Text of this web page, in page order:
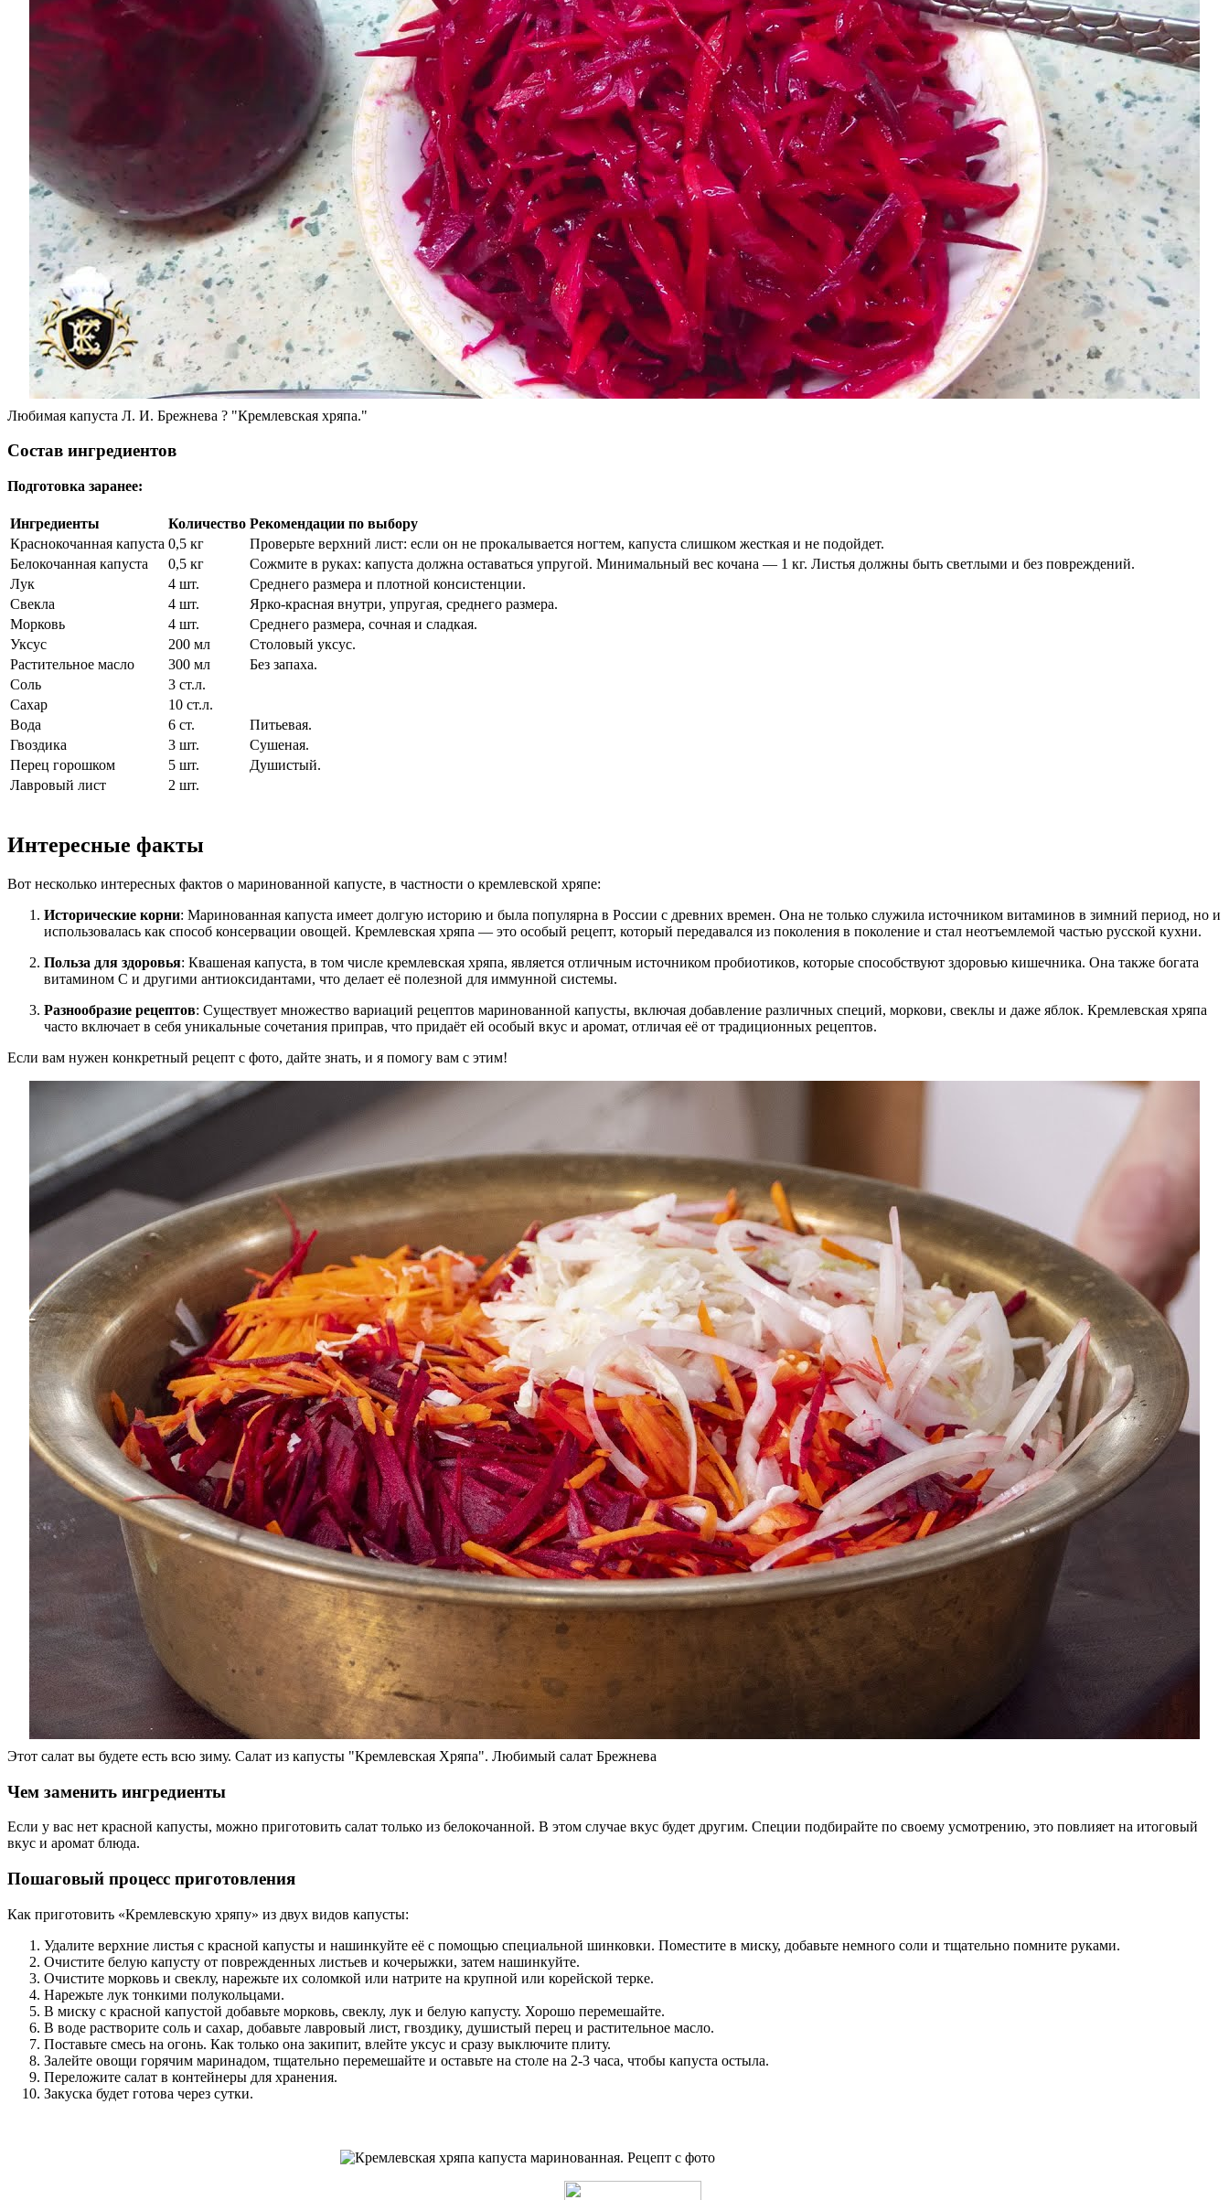
Любимая капуста Л. И. Брежнева ? "Кремлевская хряпа."
Состав ингредиентов
Подготовка заранее:
Ингредиенты Количество Рекомендации по выбору
Краснокочанная капуста 0,5 кг
Проверьте верхний лист: если он не прокалывается ногтем, капуста слишком жесткая и не подойдет.
Белокочанная капуста
0,5 кг
Сожмите в руках: капуста должна оставаться упругой. Минимальный вес кочана — 1 кг. Листья должны быть светлыми и без повреждений.
Лук
4 шт.
Среднего размера и плотной консистенции.
Свекла
4 шт.
Ярко-красная внутри, упругая, среднего размера.
Морковь
4 шт.
Среднего размера, сочная и сладкая.
Уксус
200 мл
Столовый уксус.
Растительное масло
300 мл
Без запаха.
Соль
3 ст.л.
Сахар
10 ст.л.
Вода
6 ст.
Питьевая.
Гвоздика
3 шт.
Сушеная.
Перец горошком
5 шт.
Душистый.
Лавровый лист
2 шт.
Интересные факты
Вот несколько интересных фактов о маринованной капусте, в частности о кремлевской хряпе:
Исторические корни: Маринованная капуста имеет долгую историю и была популярна в России с древних времен. Она не только служила источником витаминов в зимний период, но и
использовалась как способ консервации овощей. Кремлевская хряпа — это особый рецепт, который передавался из поколения в поколение и стал неотъемлемой частью русской кухни.
Польза для здоровья: Квашеная капуста, в том числе кремлевская хряпа, является отличным источником пробиотиков, которые способствуют здоровью кишечника. Она также богата
витамином C и другими антиоксидантами, что делает её полезной для иммунной системы.
Разнообразие рецептов: Существует множество вариаций рецептов маринованной капусты, включая добавление различных специй, моркови, свеклы и даже яблок. Кремлевская хряпа
часто включает в себя уникальные сочетания приправ, что придаёт ей особый вкус и аромат, отличая её от традиционных рецептов.
Если вам нужен конкретный рецепт с фото, дайте знать, и я помогу вам с этим!
Этот салат вы будете есть всю зиму. Салат из капусты "Кремлевская Хряпа". Любимый салат Брежнева
Чем заменить ингредиенты
Если у вас нет красной капусты, можно приготовить салат только из белокочанной. В этом случае вкус будет другим. Специи подбирайте по своему усмотрению, это повлияет на итоговый
вкус и аромат блюда.
Пошаговый процесс приготовления
Как приготовить «Кремлевскую хряпу» из двух видов капусты:
Удалите верхние листья с красной капусты и нашинкуйте её с помощью специальной шинковки. Поместите в миску, добавьте немного соли и тщательно помните руками.
Очистите белую капусту от поврежденных листьев и кочерыжки, затем нашинкуйте.
Очистите морковь и свеклу, нарежьте их соломкой или натрите на крупной или корейской терке.
Нарежьте лук тонкими полукольцами.
В миску с красной капустой добавьте морковь, свеклу, лук и белую капусту. Хорошо перемешайте.
В воде растворите соль и сахар, добавьте лавровый лист, гвоздику, душистый перец и растительное масло.
Поставьте смесь на огонь. Как только она закипит, влейте уксус и сразу выключите плиту.
Залейте овощи горячим маринадом, тщательно перемешайте и оставьте на столе на 2-3 часа, чтобы капуста остыла.
Переложите салат в контейнеры для хранения.
Закуска будет готова через сутки.